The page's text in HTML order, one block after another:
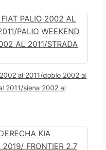
al 2011/doblo 2002 al
2011/siena 2002 al